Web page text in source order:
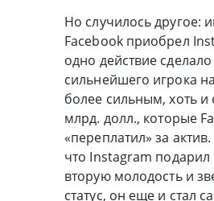
Но случилось другое:
Facebook приобрел
одно действие сделало
сильнейшего игрока
более сильным, хоть и
млрд. долл., которые
«переплатил» за
что Instagram подарил
вторую молодость и
статус, он еще и стал